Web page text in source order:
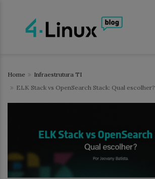
Home
Infraestrutura TI
ELK Stack vs OpenSearch Stack: Qual escolher?